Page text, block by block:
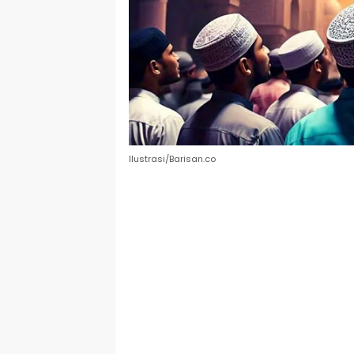
Ilustrasi/Barisan.co